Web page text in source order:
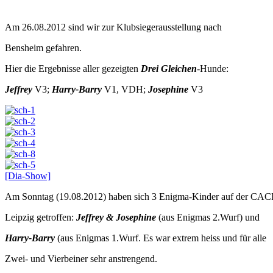
Am 26.08.2012 sind wir zur Klubsiegerausstellung nach
Bensheim gefahren.
Hier die Ergebnisse aller gezeigten Drei Gleichen-Hunde:
Jeffrey V3; Harry-Barry V1, VDH; Josephine V3
[Dia-Show]
Am Sonntag (19.08.2012) haben sich 3 Enigma-Kinder auf der
Leipzig getroffen: Jeffrey & Josephine (aus Enigmas 2.Wurf) und
Harry-Barry (aus Enigmas 1.Wurf. Es war extrem heiss und für alle
Zwei- und Vierbeiner sehr anstrengend.